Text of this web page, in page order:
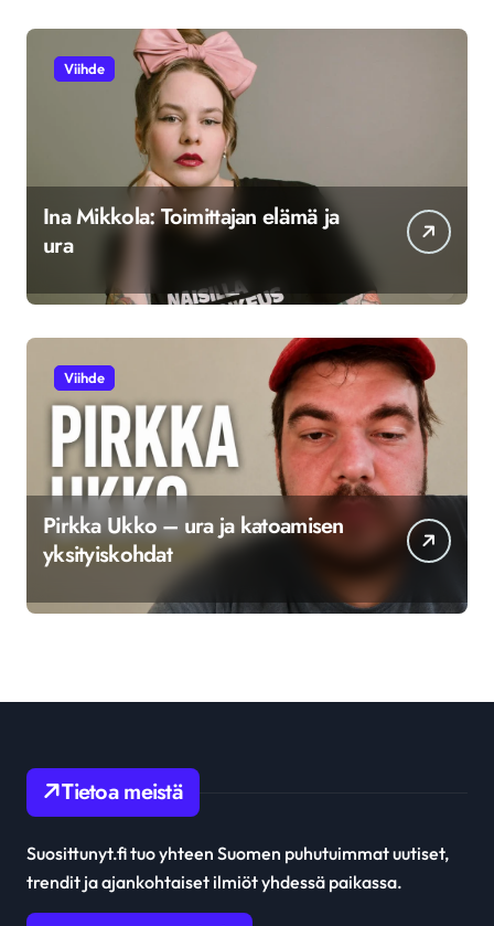
Viihde
Ina Mikkola: Toimittajan elämä ja
ura
Viihde
Pirkka Ukko – ura ja katoamisen
yksityiskohdat
Tietoa meistä
Suosittunyt.fi tuo yhteen Suomen puhutuimmat uutiset,
trendit ja ajankohtaiset ilmiöt yhdessä paikassa.